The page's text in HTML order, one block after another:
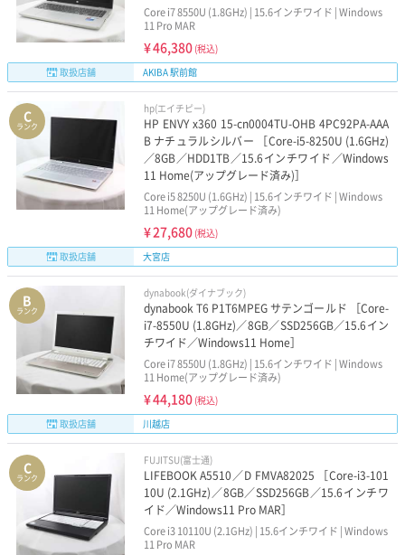
Core i7 8550U (1.8GHz) | 15.6インチワイド | Windows
11 Pro MAR
¥46,380 (税込)
取扱店舗
AKIBA 駅前館
C
ランク
hp(エイチピー)
HP ENVY x360 15-cn0004TU-OHB 4PC92PA-AAA
B ナチュラルシルバー ［Core-i5-8250U (1.6GHz)
／8GB／HDD1TB／15.6インチワイド／Windows
11 Home(アップグレード済み)］
Core i5 8250U (1.6GHz) | 15.6インチワイド | Windows
11 Home(アップグレード済み)
¥27,680 (税込)
取扱店舗
大宮店
B
ランク
dynabook(ダイナブック)
dynabook T6 P1T6MPEG サテンゴールド ［Core-
i7-8550U (1.8GHz)／8GB／SSD256GB／15.6イン
チワイド／Windows11 Home］
Core i7 8550U (1.8GHz) | 15.6インチワイド | Windows
11 Home(アップグレード済み)
¥44,180 (税込)
取扱店舗
川越店
C
ランク
FUJITSU(富士通)
LIFEBOOK A5510／D FMVA82025 ［Core-i3-101
10U (2.1GHz)／8GB／SSD256GB／15.6インチワ
イド／Windows11 Pro MAR］
Core i3 10110U (2.1GHz) | 15.6インチワイド | Windows
11 Pro MAR